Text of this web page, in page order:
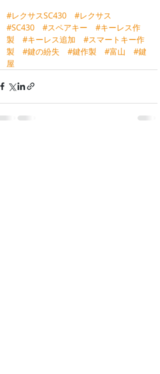
#レクサスSC430
#レクサス
#SC430
#スペアキー
#キーレス作
製
#キーレス追加
#スマートキー作
製
#鍵の紛失 #鍵作製 #富山
#鍵
屋